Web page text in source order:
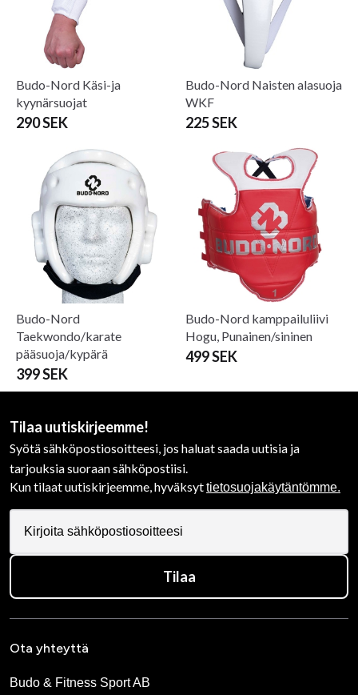
Budo-Nord Käsi-ja
kyynärsuojat
290 SEK
Budo-Nord Naisten alasuoja
WKF
225 SEK
Budo-Nord
Taekwondo/karate
pääsuoja/kypärä
399 SEK
Budo-Nord kamppailuliivi
Hogu, Punainen/sininen
499 SEK
Tilaa uutiskirjeemme!
Syötä sähköpostiosoitteesi, jos haluat saada uutisia ja
tarjouksia suoraan sähköpostiisi.
Kun tilaat uutiskirjeemme, hyväksyttietosuojakäytäntömme.
Tilaa
Ota yhteyttä
Budo & Fitness Sport AB